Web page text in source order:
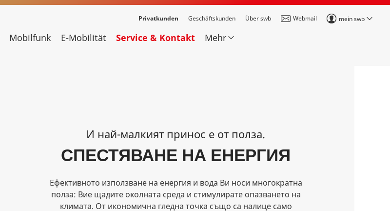
Privatkunden Geschäftskunden Über swb Webmail mein swb
Mobilfunk E-Mobilität Service & Kontakt Mehr
И най-малкият принос е от полза.
СПЕСТЯВАНЕ НА ЕНЕРГИЯ
Ефективното използване на енергия и вода Ви носи многократна
полза: Вие щадите околната среда и стимулирате опазването на
климата. От икономична гледна точка също са налице само